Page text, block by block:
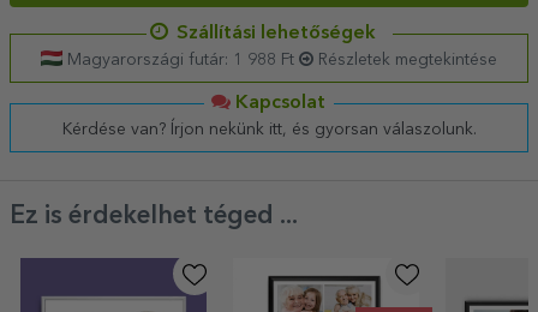
Szállítási lehetőségek
Magyarországi futár: 1 988 Ft Részletek megtekintése
Kapcsolat
Kérdése van? Írjon nekünk itt, és gyorsan válaszolunk.
Ez is érdekelhet téged ...